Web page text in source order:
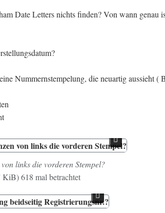
Date Letters nichts finden? Von wann genau
Nummernstempelung, die neuartig aussieht
links die vorderen Stempel?
618 mal betrachtet